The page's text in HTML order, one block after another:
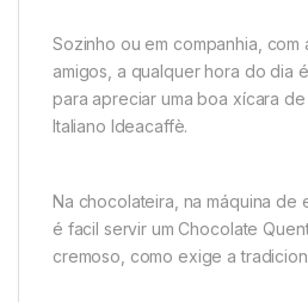
Sozinho ou em companhia, com
amigos, a qualquer hora do dia
para apreciar uma boa xícara
Italiano Ideacaffè.
Na chocolateira, na máquina
é facil servir um Chocolate
cremoso, como exige a